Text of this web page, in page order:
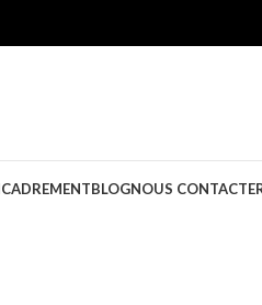
BLOGNOUS